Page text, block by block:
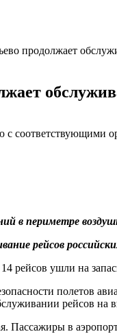
продолжает
с соответствующими
в периметре
рейсов
рейсов ушли на
полетов
рейсов на
Пассажиры в